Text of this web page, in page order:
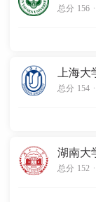
总分 156 .
上海大
总分 154 .
湖南大
总分 152 .